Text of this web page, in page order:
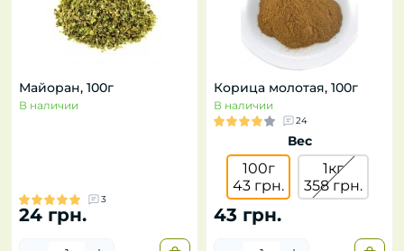
Майоран, 100г
В наличии
3
24 грн.
Корица молотая, 100г
В наличии
24
Вес
100г
43 грн.
1кг
358 грн.
43 грн.